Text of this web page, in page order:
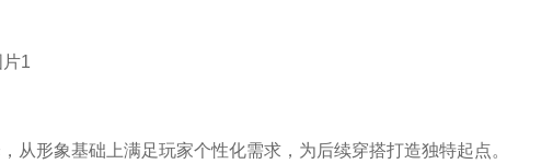
从形象基础上满足玩家个性化需求，为后续穿搭打造独特起点。